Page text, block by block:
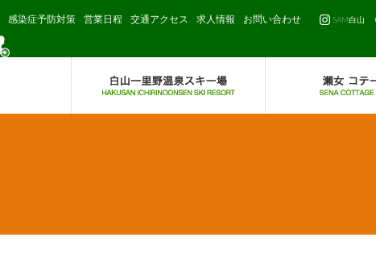
SAM白山
感染症予防対策 営業日程 交通アクセス 求人情報 お問い合わせ